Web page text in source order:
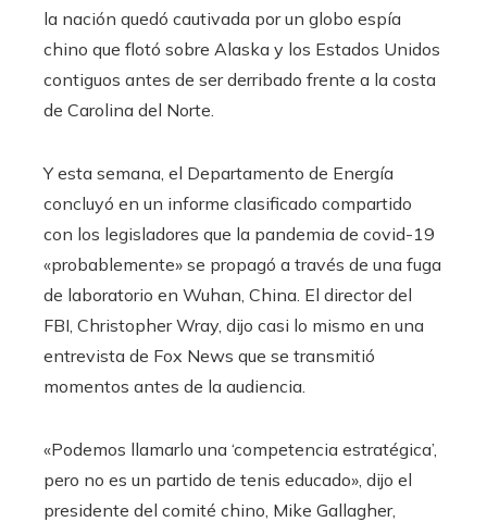
la nación quedó cautivada por un globo espía
chino que flotó sobre Alaska y los Estados Unidos
contiguos antes de ser derribado frente a la costa
de Carolina del Norte.
Y esta semana, el Departamento de Energía
concluyó en un informe clasificado compartido
con los legisladores que la pandemia de covid-19
«probablemente» se propagó a través de una fuga
de laboratorio en Wuhan, China. El director del
FBI, Christopher Wray, dijo casi lo mismo en una
entrevista de Fox News que se transmitió
momentos antes de la audiencia.
«Podemos llamarlo una ‘competencia estratégica’,
pero no es un partido de tenis educado», dijo el
presidente del comité chino, Mike Gallagher,